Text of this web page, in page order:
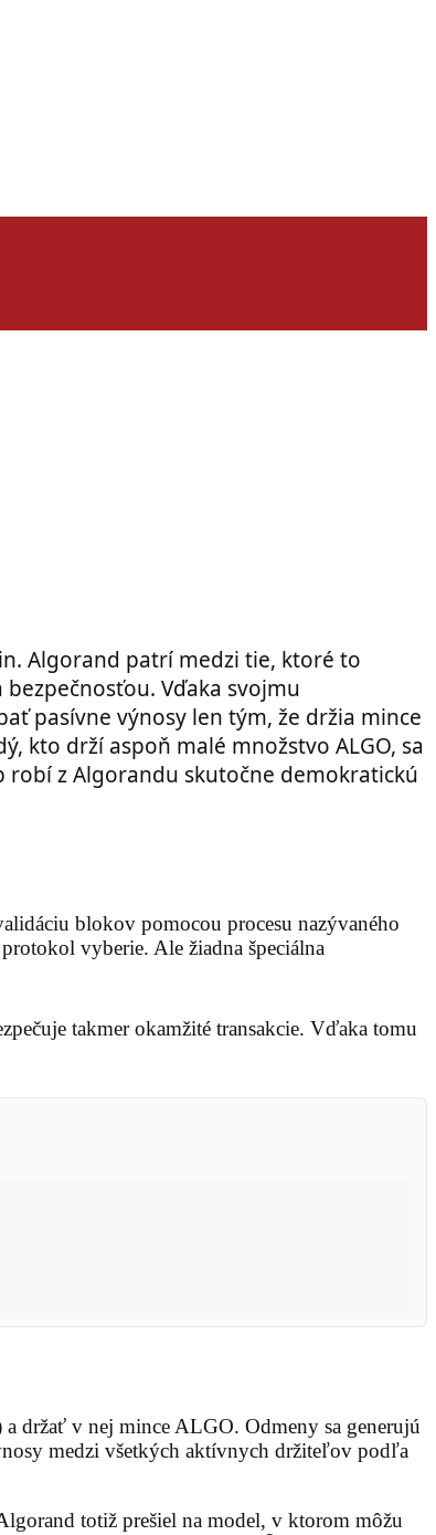
Algorand patrí medzi tie, ktoré to
Vďaka svojmu
pasívne výnosy len tým, že držia mince
kto drží aspoň malé množstvo ALGO, sa
z Algorandu skutočne demokratickú
blokov pomocou procesu nazývaného
vyberie. Ale žiadna špeciálna
takmer okamžité transakcie. Vďaka tomu
držať v nej mince ALGO. Odmeny sa generujú
medzi všetkých aktívnych držiteľov podľa
totiž prešiel na model, v ktorom môžu